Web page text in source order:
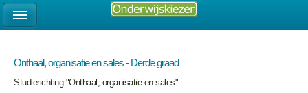
Onthaal, organisatie en sales - Derde graad
Studierichting "Onthaal, organisatie en sales"